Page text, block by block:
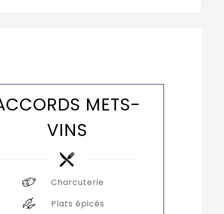
METS-
VINS
Charcuterie
Plats épicés